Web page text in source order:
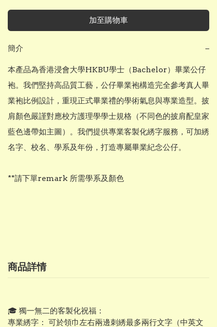
加至購物車
簡介 −
本產品為香港浸會大學HKBU學士（Bachelor）畢業公仔
袍。我們堅持高品質工藝，公仔畢業袍構造完全參考真人畢
業袍比例設計，重現正式畢業禮的學術氣息與專業造型。披
肩顏色嚴謹對應校方護理學學士規格（不同色的披肩配皇家
藍色邊帶如主圖）。我們提供專業客製化綉字服務，可加綉
名字、校名、學系及年份，打造專屬畢業紀念公仔。
**請下單remark 所需學系及顏色
商品詳情
​🎓 獨一無二的客製化祝福：
專業綉字： 可於領巾左右兩邊刺綉最多兩行文字（中英文